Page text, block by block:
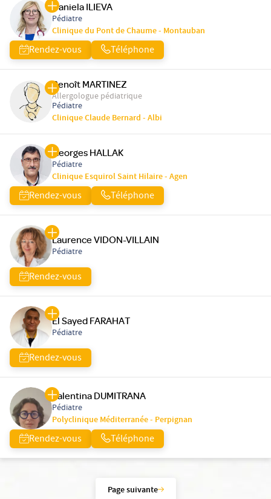
Daniela ILIEVA
Pédiatre
Clinique du Pont de Chaume - Montauban
Rendez-vous Téléphone
Benoît MARTINEZ
Allergologue pédiatrique
Pédiatre
Clinique Claude Bernard - Albi
Georges HALLAK
Pédiatre
Clinique Esquirol Saint Hilaire - Agen
Rendez-vous Téléphone
Laurence VIDON-VILLAIN
Pédiatre
Rendez-vous
El Sayed FARAHAT
Pédiatre
Rendez-vous
Valentina DUMITRANA
Pédiatre
Polyclinique Méditerranée - Perpignan
Rendez-vous Téléphone
Page suivante